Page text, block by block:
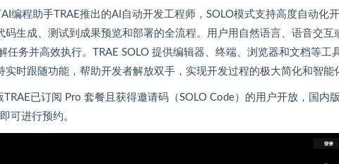
AI编程助手 TRAE推出的AI自动开发工程师，SOLO模式支持高度自动化
码生成、测试到成果预览和部署的全流程。用户用自然语言、语音交互
任务并高效执行。TRAE SOLO 提供编辑器、终端、浏览器和文档等工
时跟随功能，帮助开发者解放双手，实现开发过程的极大简化和智能
TRAE已订阅 Pro 套餐且获得邀请码（SOLO Code）的用户开放，国内
即可进行预约。